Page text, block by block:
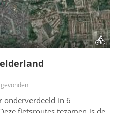
onderverdeeld in 6